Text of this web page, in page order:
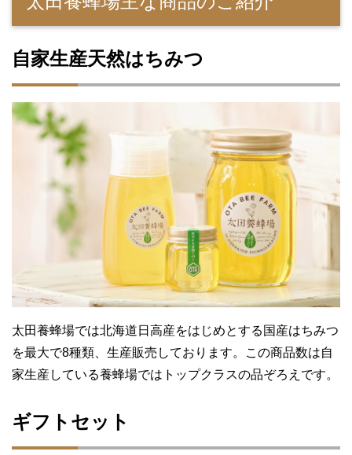
自家生産天然はちみつ
太田養蜂場では北海道日高産をはじめとする国産はちみつ
を最大で8種類、生産販売しております。この商品数は自
家生産している養蜂場ではトップクラスの品ぞろえです。
ギフトセット